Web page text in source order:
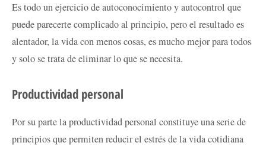
Es todo un ejercicio de autoconocimiento y autocontrol que
puede parecerte complicado al principio, pero el resultado es
alentador, la vida con menos cosas, es mucho mejor para todos
y solo se trata de eliminar lo que se necesita.
Productividad personal
Por su parte la productividad personal constituye una serie de
principios que permiten reducir el estrés de la vida cotidiana